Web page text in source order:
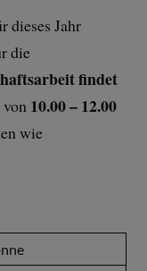
dieses Jahr
die
findet
von 10.00 – 12.00
wie